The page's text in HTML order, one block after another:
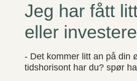
Jeg har fått
eller
- Det kommer litt an på din
tidshorisont har du? spør